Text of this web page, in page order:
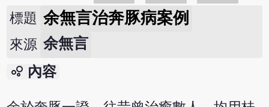
標題 余無言治奔豚病案例
來源 余無言
bubble_chart 內容